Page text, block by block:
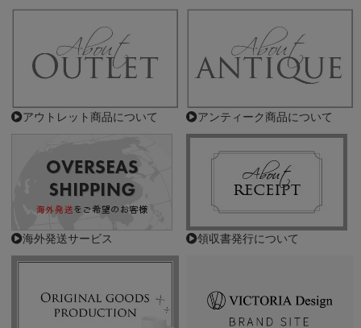
アウトレット商品について アンティーク商品について
海外発送サービス 領収書発行について